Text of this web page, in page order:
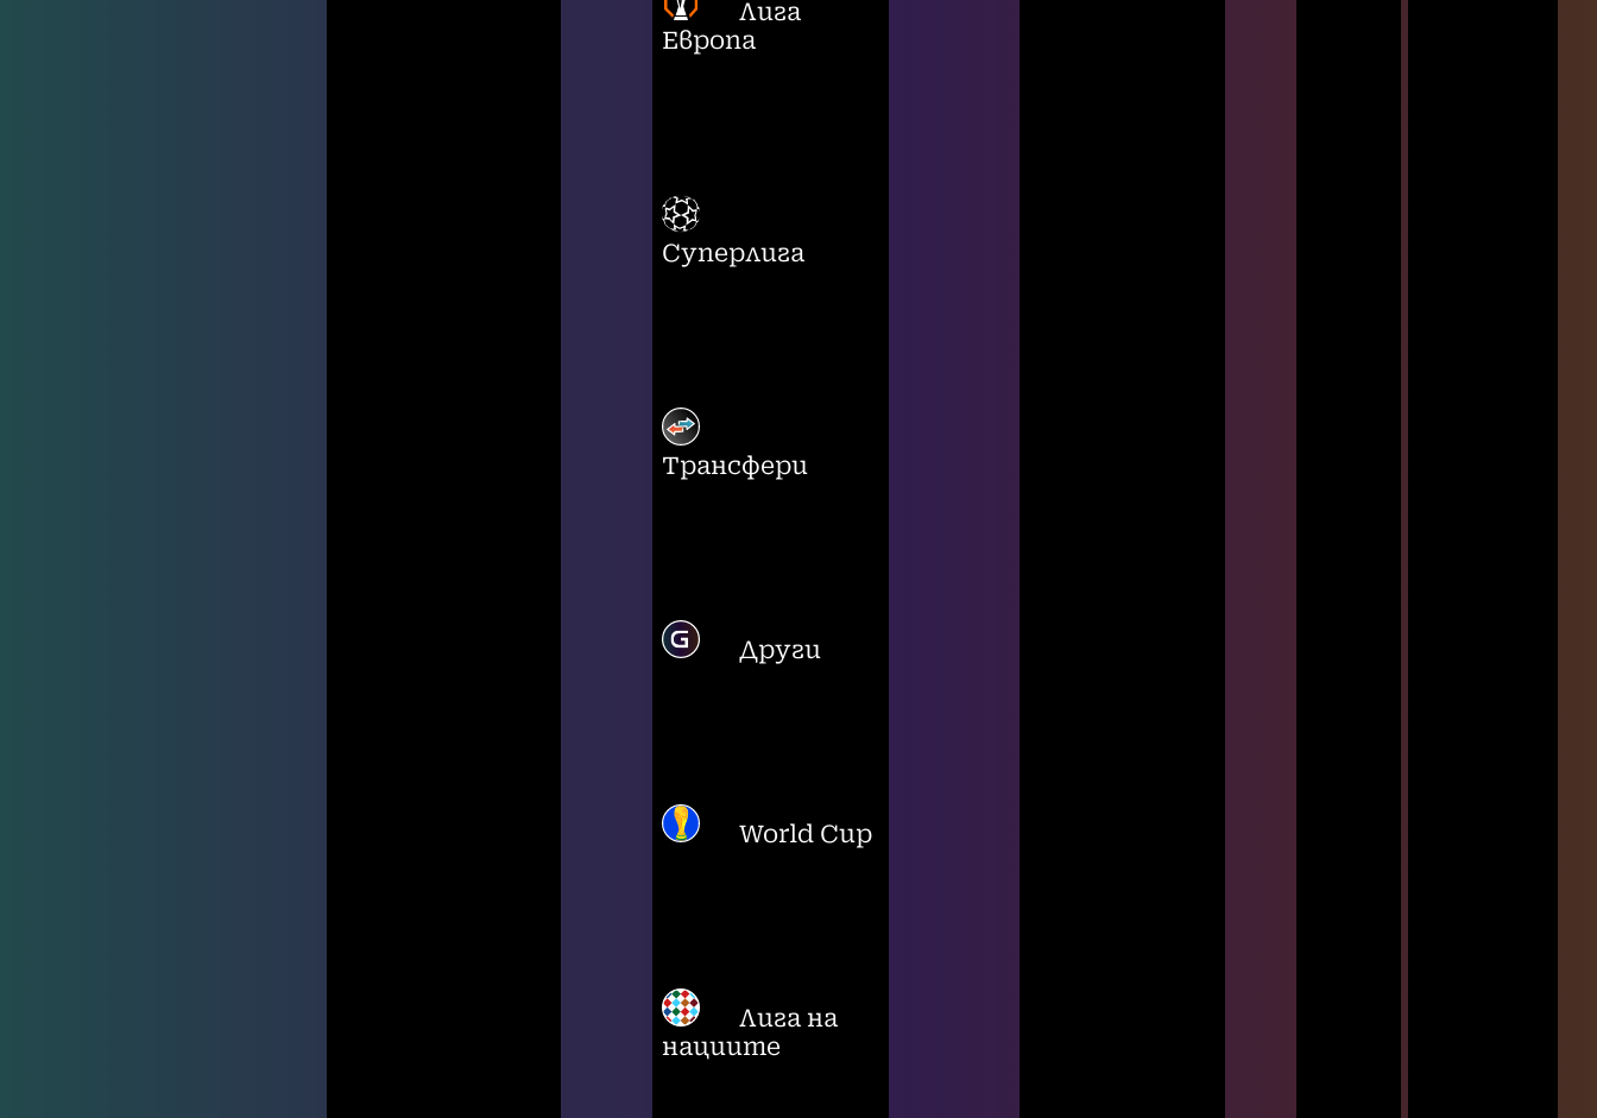
Лига
Европа
Суперлига
Трансфери
Други
World Cup
Лига на
нациите